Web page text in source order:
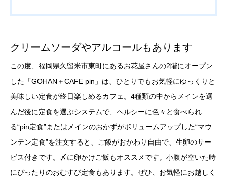
クリームソーダやアルコールもあります
この度、福岡県久留米市東町にあるお花屋さんの2階にオープン
した「GOHAN＋CAFE pin」は、ひとりでもお気軽にゆっくりと
美味しい定食が終日楽しめるカフェ。4種類の中からメインを選
んだ後に定食を選ぶシステムで、ヘルシーに色々と食べられ
る“pin定食”またはメインのおかずがボリュームアップした“マウ
ンテン定食”を注文すると、ご飯がおかわり自由で、生卵のサー
ビス付きです。〆に卵かけご飯もオススメです。小腹が空いた時
にぴったりのおむすび定食もあります。ぜひ、お気軽にお越しく